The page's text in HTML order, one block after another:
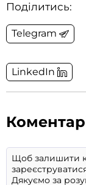
Поділитись:
Telegram
LinkedIn